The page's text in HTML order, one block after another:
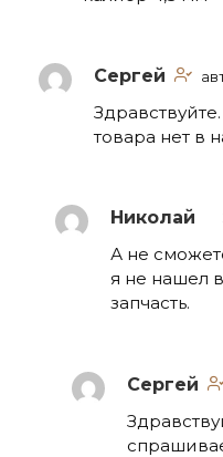
Сергей
товара нет в
Николай
А не
я не нашел
запчасть.
Сергей